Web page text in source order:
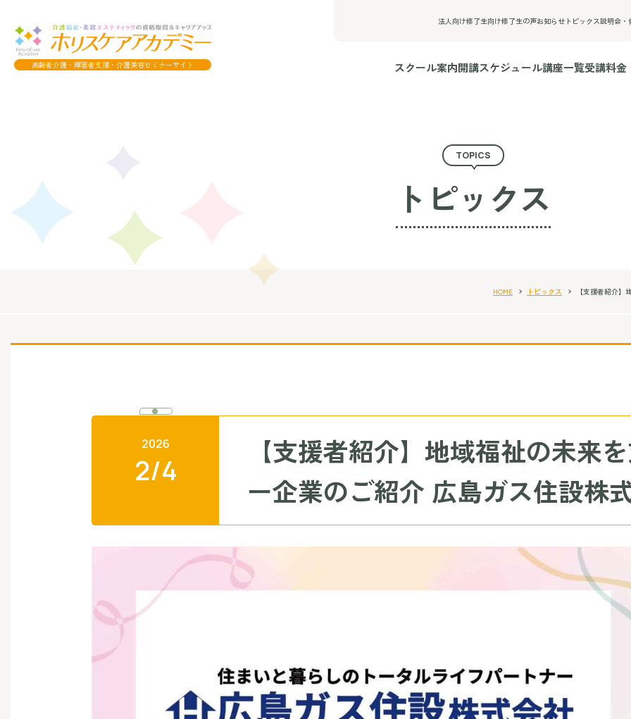
高齢者介護・障害者支援・介護美容セミナーサイト スクール案内開講スケジュール講座一覧受講料金
法人向け修了生向け修了生の声お知らせトピックス説明会・
TOPICS
トピックス
HOME トピックス 【支援者紹介
2026
2/4
【支援者紹介】地域福祉の未来
ー企業のご紹介 広島ガス住設株